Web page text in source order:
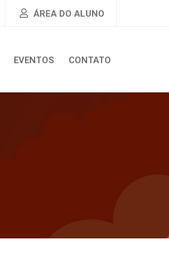
ÁREA DO ALUNO
EVENTOS CONTATO